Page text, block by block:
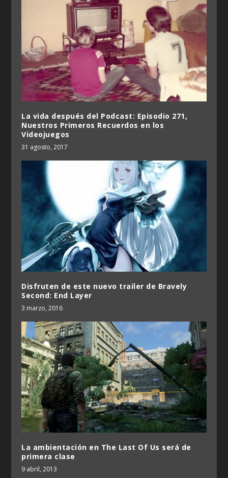
La vida después del Podcast: Episodio 271,
Nuestros Primeros Recuerdos en los
Videojuegos
31 agosto, 2017
Disfruten de este nuevo trailer de Bravely
Second: End Layer
3 marzo, 2016
La ambientación en The Last Of Us será de
primera clase
9 abril, 2013